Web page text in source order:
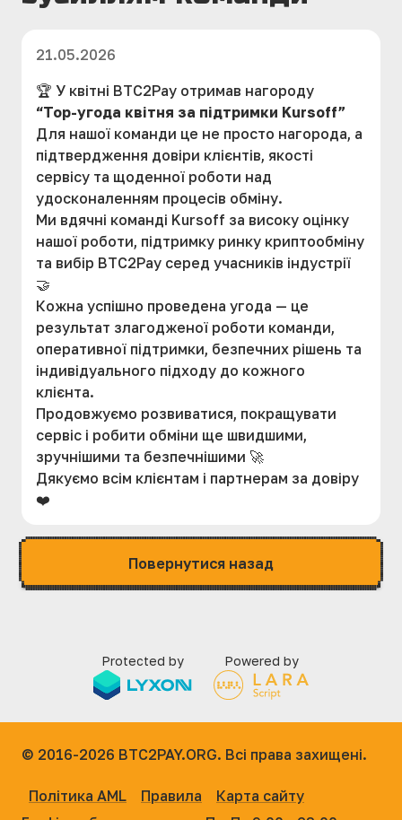
21.05.2026
🏆 У квітні BTC2Pay отримав нагороду
“Top-угода квітня за підтримки Kursoff”
Для нашої команди це не просто нагорода, а
підтвердження довіри клієнтів, якості
сервісу та щоденної роботи над
удосконаленням процесів обміну.
Ми вдячні команді Kursoff за високу оцінку
нашої роботи, підтримку ринку криптообміну
та вибір BTC2Pay серед учасників індустрії
🤝
Кожна успішно проведена угода — це
результат злагодженої роботи команди,
оперативної підтримки, безпечних рішень та
індивідуального підходу до кожного
клієнта.
Продовжуємо розвиватися, покращувати
сервіс і робити обміни ще швидшими,
зручнішими та безпечнішими 🚀
Дякуємо всім клієнтам і партнерам за довіру
❤️
Повернутися назад
Protected by Powered by
© 2016-2026 BTC2PAY.ORG. Всі права захищені.
Політика AML Правила
Карта сайту